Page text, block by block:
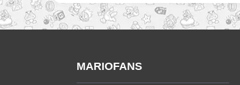
MARIOFANS